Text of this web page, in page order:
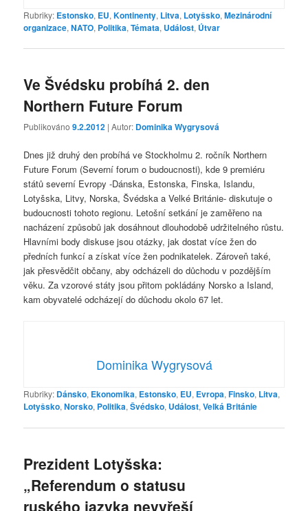
Rubriky: Estonsko, EU,Kontinenty, Litva, Lotyšsko,Mezinárodní
organizace,NATO, Politika,Témata, Událost, Útvar
Ve Švédsku probíhá 2. den
Northern Future Forum
Publikováno9.2.2012 | Autor: Dominika Wygrysová
Dnes již druhý den probíhá ve Stockholmu 2. ročník Northern
Future Forum (Severní forum o budoucnosti), kde 9 premiéru
států severní Evropy -Dánska, Estonska, Finska, Islandu,
Lotyšska, Litvy, Norska, Švédska a Velké Británie- diskutuje o
budoucnosti tohoto regionu. Letošní setkání je zaměřeno na
nacházení způsobů jak dosáhnout dlouhodobě udržitelného růstu.
Hlavními body diskuse jsou otázky, jak dostat více žen do
předních funkcí a získat více žen podnikatelek. Zároveň také,
jak přesvědčit občany, aby odcházeli do důchodu v pozdějším
věku. Za vzorové státy jsou přitom pokládány Norsko a Island,
kam obyvatelé odcházejí do důchodu okolo 67 let.
Dominika Wygrysová
Rubriky: Dánsko, Ekonomika, Estonsko, EU, Evropa,Finsko, Litva,
Lotyšsko,Norsko, Politika,Švédsko, Událost,Velká Británie
Prezident Lotyšska:
„Referendum o statusu
ruského jazyka nevyřeší